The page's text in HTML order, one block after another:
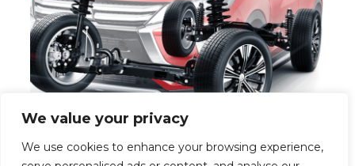
We value your privacy
We use cookies to enhance your browsing experience,